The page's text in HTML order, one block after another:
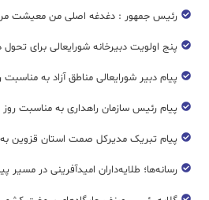
رئیس جمهور : دغدغه اصلی من معیشت
پنج اولویت دبیرخانه شورایعالی برای تحول
پیام دبیر شورایعالی مناطق آزاد به مناسبت
پیام رئیس سازمان راهداری به مناسبت روز
پیام تبریک مدیرکل صمت استان قزوین به
رسانه‌ها؛ طلایه‌داران امیدآفرینی در مسیر